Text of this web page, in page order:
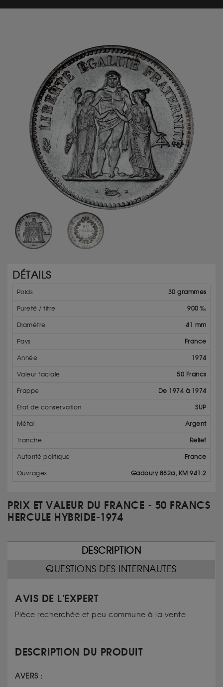
DÉTAILS
Poids 30 grammes
Pureté / titre 900 ‰
Diamètre 41 mm
Pays France
Année 1974
Valeur faciale 50 Francs
Frappe De 1974 à 1974
État de conservation SUP
Métal Argent
Tranche Relief
Autorité politique France
Ouvrages Gadoury 882a, KM 941.2
PRIX ET VALEUR DU FRANCE - 50 FRANCS
HERCULE HYBRIDE-1974
DESCRIPTION
QUESTIONS DES INTERNAUTES
AVIS DE L'EXPERT
Pièce recherchée et peu commune à la vente
DESCRIPTION DU PRODUIT
AVERS :